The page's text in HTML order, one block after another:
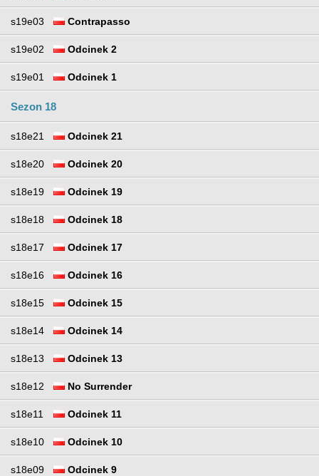
s19e03 Contrapasso
s19e02 Odcinek 2
s19e01 Odcinek 1
Sezon 18
s18e21 Odcinek 21
s18e20 Odcinek 20
s18e19 Odcinek 19
s18e18 Odcinek 18
s18e17 Odcinek 17
s18e16 Odcinek 16
s18e15 Odcinek 15
s18e14 Odcinek 14
s18e13 Odcinek 13
s18e12 No Surrender
s18e11 Odcinek 11
s18e10 Odcinek 10
s18e09 Odcinek 9